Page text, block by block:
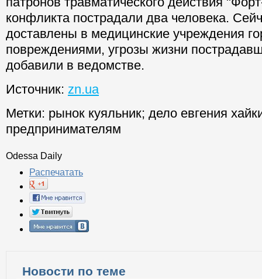
конфликта пострадали два человека.
доставлены в медицинские учреждения
повреждениями, угрозы жизни
добавили в ведомстве.
Источник: zn.ua
Метки: рынок куяльник; дело евгения
предпринимателям
Odessa Daily
Распечатать
Новости по теме